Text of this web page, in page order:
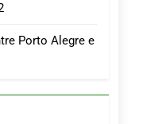
Porto Alegre e